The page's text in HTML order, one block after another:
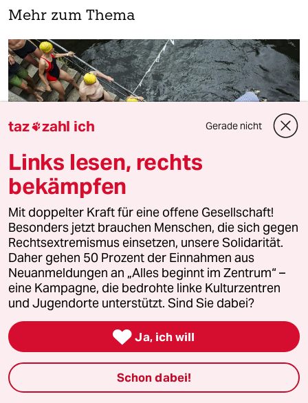
Mehr zum Thema
Badestelle an der Spree mitten in Berlin
Da ist was im Fluss
Dass die Spree zum Schwimmen taugt, war beim
Flussbad-Pokal zu sehen. Auch die Politik begeistert sich
für das Projekt. Das Problem: der Denkmalschutz.
Von Natalia Bronny
taz zahl ich Gerade nicht
Links lesen, rechts
bekämpfen
Mit doppelter Kraft für eine offene Gesellschaft!
Besonders jetzt brauchen Menschen, die sich gegen
Rechtsextremismus einsetzen, unsere Solidarität.
Daher gehen 50 Prozent der Einnahmen aus
Neuanmeldungen an „Alles beginnt im Zentrum“ –
eine Kampagne, die bedrohte linke Kulturzentren
und Jugendorte unterstützt. Sind Sie dabei?
 Ja, ich will
Schon dabei!